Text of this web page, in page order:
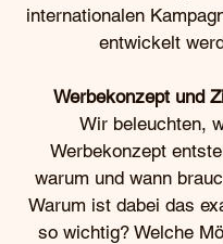
internationalen
entwickelt
Werbekonzept und
Wir beleuchten,
Werbekonzept
warum und wann
Warum ist dabei das
so wichtig? Welche